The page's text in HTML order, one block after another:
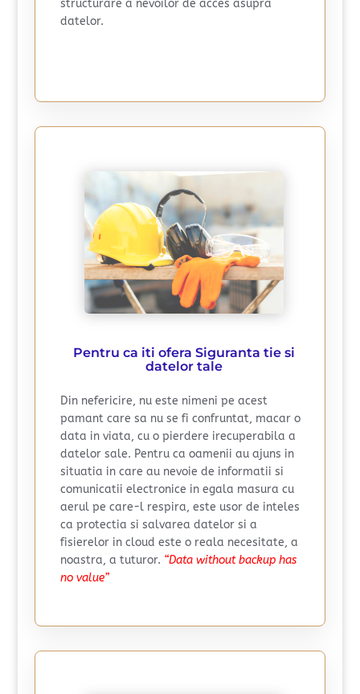
structurare a nevoilor de acces asupra
datelor.
Pentru ca iti ofera Siguranta tie si
datelor tale
Din nefericire, nu este nimeni pe acest
pamant care sa nu se fi confruntat, macar o
data in viata, cu o pierdere irecuperabila a
datelor sale. Pentru ca oamenii au ajuns in
situatia in care au nevoie de informatii si
comunicatii electronice in egala masura cu
aerul pe care-l respira, este usor de inteles
ca protectia si salvarea datelor si a
fisierelor in cloud este o reala necesitate, a
noastra, a tuturor. “Data without backup has
no value”